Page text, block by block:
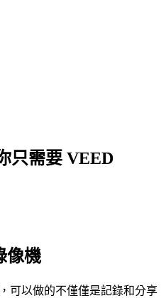
只需要 VEED
像機
可以做的不僅僅是記錄和分享